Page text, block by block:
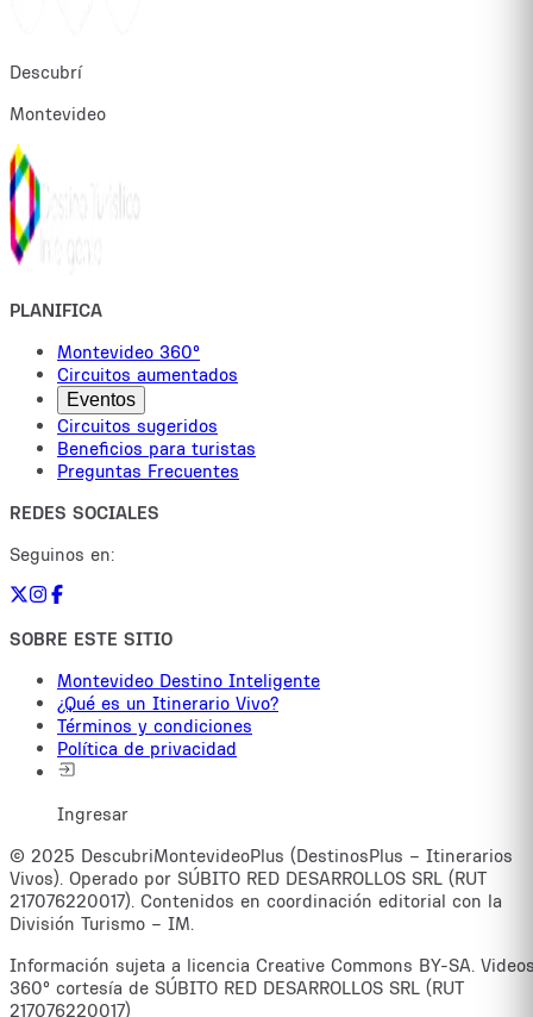
Descubrí
Montevideo
PLANIFICA
Montevideo 360°
Circuitos aumentados
Eventos
Circuitos sugeridos
Beneficios para turistas
Preguntas Frecuentes
REDES SOCIALES
Seguinos en:
SOBRE ESTE SITIO
Montevideo Destino Inteligente
¿Qué es un Itinerario Vivo?
Términos y condiciones
Política de privacidad
Ingresar
© 2025 DescubriMontevideoPlus (DestinosPlus – Itinerarios
Vivos). Operado por SÚBITO RED DESARROLLOS SRL (RUT
217076220017). Contenidos en coordinación editorial con la
División Turismo – IM.
Información sujeta a licencia Creative Commons BY-SA.
360° cortesía de SÚBITO RED DESARROLLOS SRL (RUT
217076220017)